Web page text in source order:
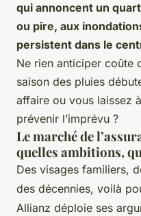
qui annoncent un
ou pire, aux
persistent dans le
Ne rien anticiper coûte
saison des pluies
affaire ou vous laissez
prévenir l’imprévu ?
Le marché de
quelles ambitions,
Des visages familiers,
des décennies, voilà
Allianz déploie ses